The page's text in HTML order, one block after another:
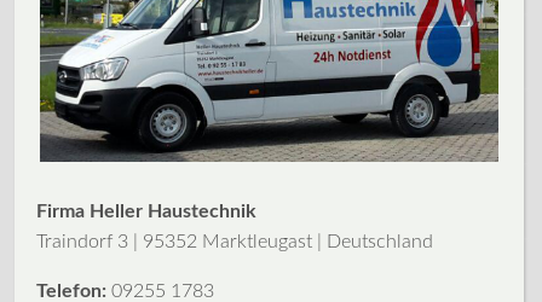
Firma Heller Haustechnik
Traindorf 3 | 95352 Marktleugast | Deutschland
Telefon: 09255 1783